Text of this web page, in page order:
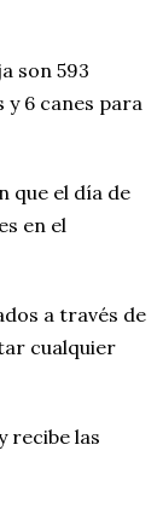
son 593
y 6 canes para
que el día de
en el
a través de
cualquier
recibe las